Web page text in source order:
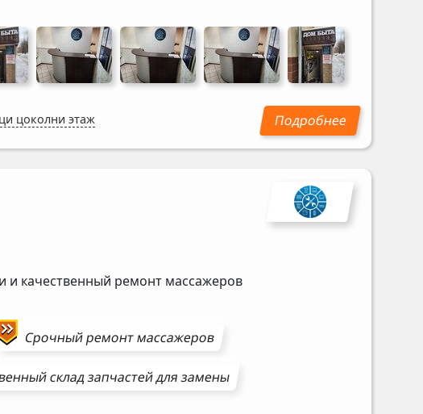
цоколни этаж
и качественный ремонт массажеров
Срочный ремонтмассажеров
склад запчастей для замены